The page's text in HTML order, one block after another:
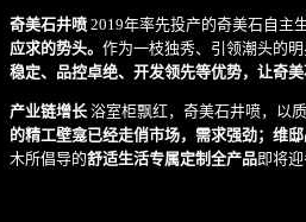
奇美石井喷2019年率先投产的奇美石自主
应求的势头。 作为一枝独秀、引领潮头的
稳定、品控卓绝、开发领先等优势，让奇美
产业链增长浴室柜飘红，奇美石井喷，以
的精工壁龛已经走俏市场，需求强劲；维
木所倡导的舒适生活专属定制全产品即将迎